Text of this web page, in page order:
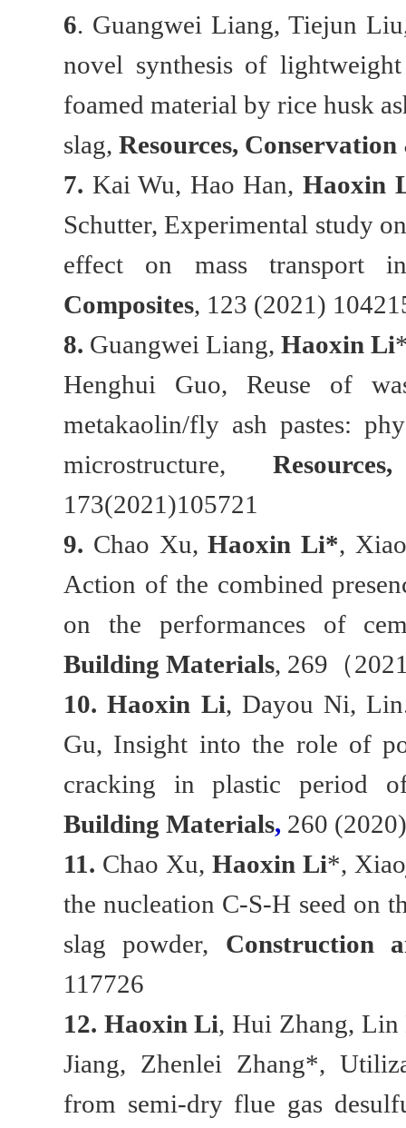
6. Guangwei Liang, Tiejun
novel synthesis of
foamed material by rice husk
slag, Resources,
7. Kai Wu, Hao Han, Haoxin
Schutter, Experimental study
effect on mass transport
Composites, 123 (2021)
8. Guangwei Liang,Haoxin Li
Henghui Guo, Reuse of
metakaolin/fly ash pastes:
microstructure,
173(2021)105721
9. Chao Xu,Haoxin Li*,
Action of the combined
on the performances of
Building Materials, 269（
10.Haoxin Li, Dayou Ni,
Gu, Insight into the role of
cracking in plastic period
Building Materials, 260
11. Chao Xu, Haoxin Li*,
the nucleation C-S-H seed on
slag powder, Construction
117726
12. Haoxin Li, Hui Zhang, Lin
Jiang, Zhenlei Zhang*,
from semi-dry flue gas